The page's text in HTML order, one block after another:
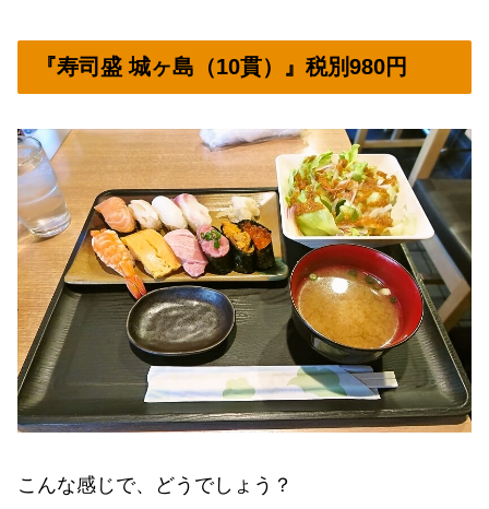
『寿司盛 城ヶ島（10貫）』税別980円
こんな感じで、どうでしょう？